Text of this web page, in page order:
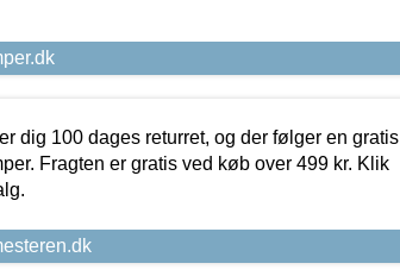
dig 100 dages returret, og der følger en gratis
Fragten er gratis ved køb over 499 kr. Klik